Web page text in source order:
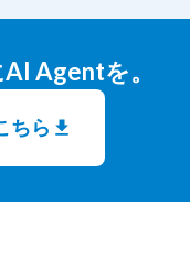
Agentを。
ちら